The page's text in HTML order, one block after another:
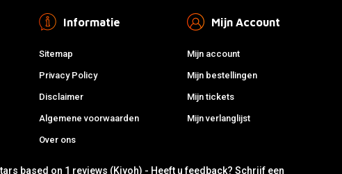
Informatie
Sitemap
Privacy Policy
Disclaimer
Algemene voorwaarden
Over ons
Mijn Account
Mijn account
Mijn bestellingen
Mijn tickets
Mijn verlanglijst
based on 1 reviews (Kiyoh) - Heeft u feedback?Schrijf een